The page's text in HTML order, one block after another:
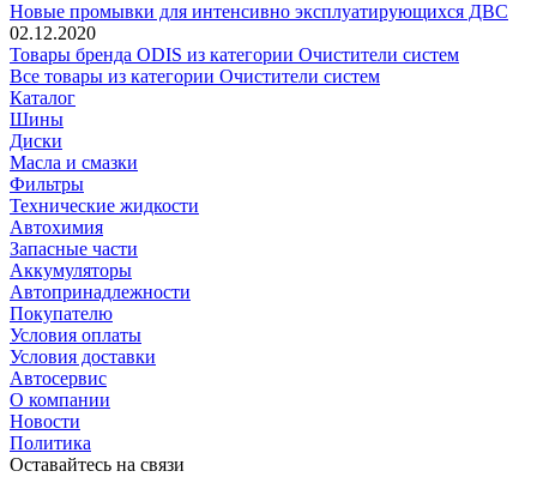
Новые промывки для интенсивно эксплуатирующихся ДВС
02.12.2020
Товары бренда ODIS из категории Очистители систем
Все товары из категории Очистители систем
Каталог
Шины
Диски
Масла и смазки
Фильтры
Технические жидкости
Автохимия
Запасные части
Аккумуляторы
Автопринадлежности
Покупателю
Условия оплаты
Условия доставки
Автосервис
О компании
Новости
Политика
Оставайтесь на связи